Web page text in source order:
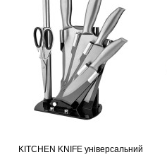
KITCHEN KNIFE універсальний